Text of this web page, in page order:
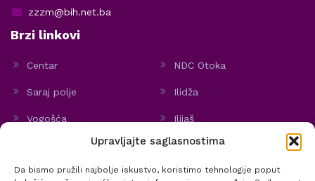
Upravljajte saglasnostima
Da bismo pružili najbolje iskustvo, koristimo tehnologije poput
zzzm@bih.net.ba
Brzi linkovi
Centar NDC Otoka
Saraj polje Ilidža
Vogošća Ilijaš
Stari Grad
Politika kolačića